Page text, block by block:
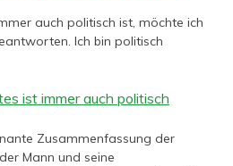
auch politisch ist, möchte ich
Ich bin politisch
ist immer auch politisch
Zusammenfassung der
Mann und seine